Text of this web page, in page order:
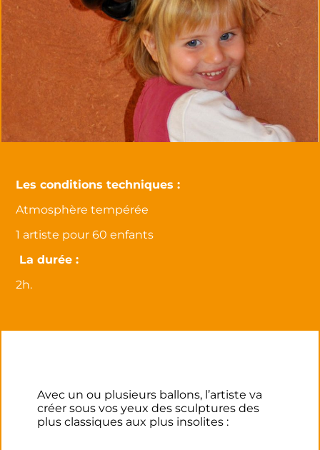
Les conditions techniques :
Atmosphère tempérée
1 artiste pour 60 enfants
La durée :
2h.
Avec un ou plusieurs ballons, l’artiste va
créer sous vos yeux des sculptures des
plus classiques aux plus insolites :